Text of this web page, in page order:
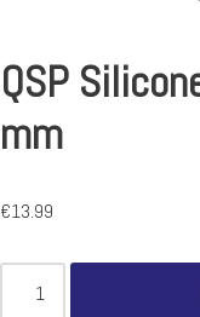
QSP
mm
€13.99